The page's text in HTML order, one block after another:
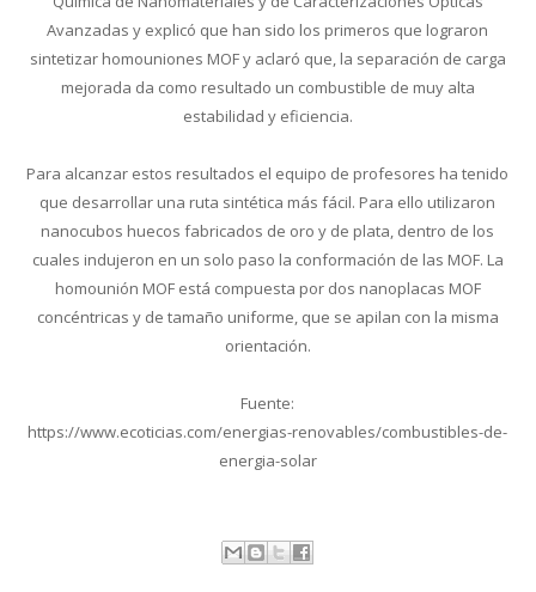
Avanzadas y explicó que han sido los primeros que lograron
sintetizar homouniones MOF y aclaró que, la separación de carga
mejorada da como resultado un combustible de muy alta
estabilidad y eficiencia.
Para alcanzar estos resultados el equipo de profesores ha tenido
que desarrollar una ruta sintética más fácil. Para ello utilizaron
nanocubos huecos fabricados de oro y de plata, dentro de los
cuales indujeron en un solo paso la conformación de las MOF. La
homounión MOF está compuesta por dos nanoplacas MOF
concéntricas y de tamaño uniforme, que se apilan con la misma
orientación.
Fuente:
https://www.ecoticias.com/energias-renovables/combustibles-de-
energia-solar